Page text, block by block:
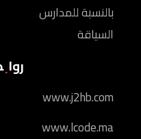
بالنسبة للمدارس
السياقة
www.j2hb.com
www.lcode.ma